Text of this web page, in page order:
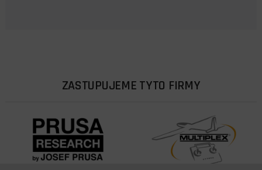
ZASTUPUJEME TYTO FIRMY